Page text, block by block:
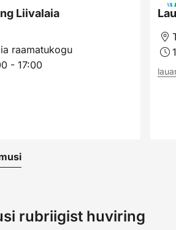
Liivalaia
raamatukogu
- 17:00
rubriigist huviring